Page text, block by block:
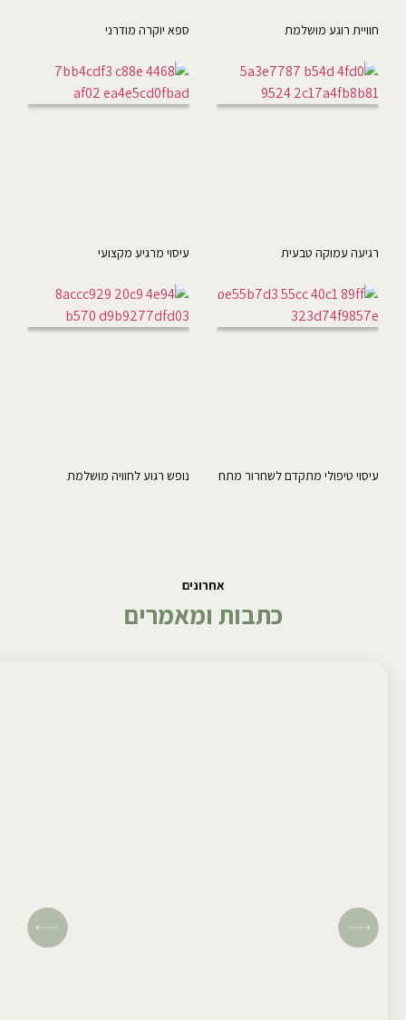
חוויית רוגע מושלמת ספא יוקרה מודרני
רגיעה עמוקה טבעית עיסוי מרגיע מקצועי
עיסוי טיפולי מתקדם לשחרור מתח נופש רגוע לחוויה מושלמת
אחרונים
כתבות ומאמרים